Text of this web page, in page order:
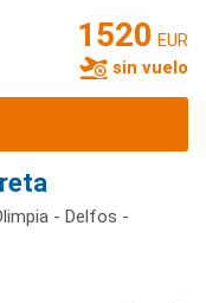
1520 EUR
sin vuelo
- Delfos -